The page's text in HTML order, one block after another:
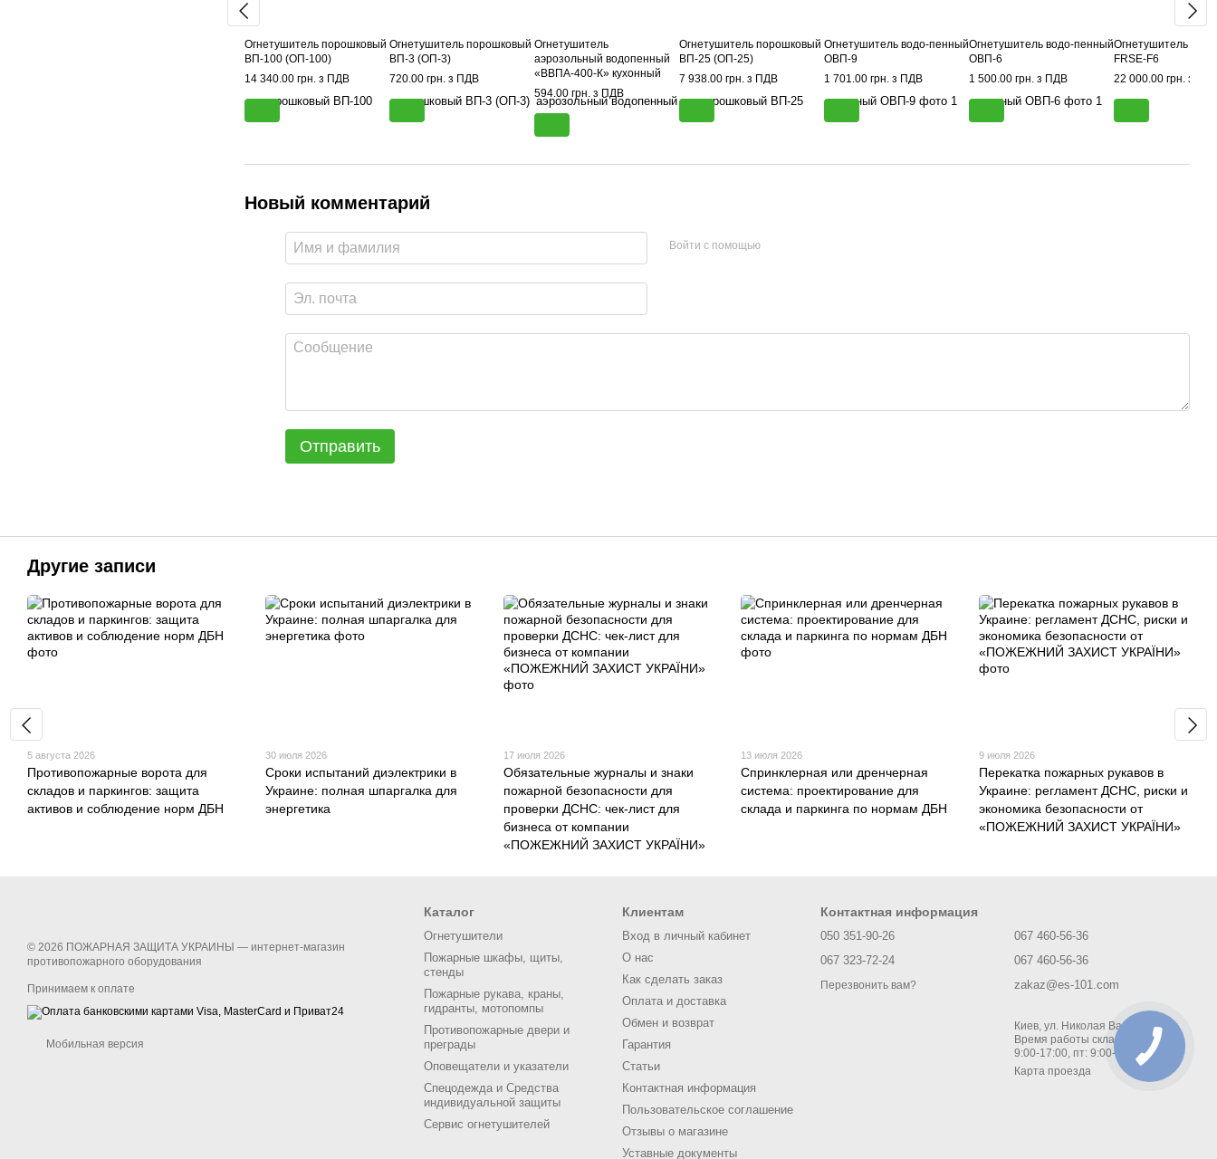
Огнетушитель порошковый
ВП-100 (ОП-100)
14 340.00 грн. з ПДВ
Огнетушитель порошковый
ВП-3 (ОП-3)
720.00 грн. з ПДВ
Огнетушитель
аэрозольный водопенный
«ВВПА-400-К» кухонный
594.00 грн. з ПДВ
Огнетушитель порошковый
ВП-25 (ОП-25)
7 938.00 грн. з ПДВ
Огнетушитель водо-пенный
ОВП-9
1 701.00 грн. з ПДВ
Огнетушитель водо-пенный
ОВП-6
1 500.00 грн. з ПДВ
Огнетушитель
FRSE-F6
22 000.00 грн. з
Новый комментарий
Войти с помощью
Отправить
Другие записи
5 августа 2026
Противопожарные ворота для
складов и паркингов: защита
активов и соблюдение норм ДБН
30 июля 2026
Сроки испытаний диэлектрики в
Украине: полная шпаргалка для
энергетика
17 июля 2026
Обязательные журналы и знаки
пожарной безопасности для
проверки ДСНС: чек-лист для
бизнеса от компании
«ПОЖЕЖНИЙ ЗАХИСТ УКРАЇНИ»
13 июля 2026
Спринклерная или дренчерная
система: проектирование для
склада и паркинга по нормам ДБН
9 июля 2026
Перекатка пожарных рукавов в
Украине: регламент ДСНС, риски и
экономика безопасности от
«ПОЖЕЖНИЙ ЗАХИСТ УКРАЇНИ»
© 2026 ПОЖАРНАЯ ЗАЩИТА УКРАИНЫ — интернет-магазин
противопожарного оборудования
Принимаем к оплате
Мобильная версия
Каталог
Огнетушители
Пожарные шкафы, щиты,
стенды
Пожарные рукава, краны,
гидранты, мотопомпы
Противопожарные двери и
преграды
Оповещатели и указатели
Спецодежда и Средства
индивидуальной защиты
Сервис огнетушителей
Клиентам
Вход в личный кабинет
О нас
Как сделать заказ
Оплата и доставка
Обмен и возврат
Гарантия
Статьи
Контактная информация
Пользовательское соглашение
Отзывы о магазине
Уставные документы
Контактная информация
050 351-90-26
067 323-72-24
Перезвонить вам?
067 460-56-36
067 460-56-36
zakaz@es-101.com
Киев, ул. Николая Василенко 1 ;
Время работы склада: пн-чт:
9:00-17:00, пт: 9:00-16:00
Карта проезда